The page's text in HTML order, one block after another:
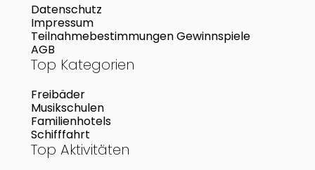
Datenschutz
Impressum
Teilnahmebestimmungen Gewinnspiele
AGB
Top Kategorien
Freibäder
Musikschulen
Familienhotels
Schifffahrt
Top Aktivitäten